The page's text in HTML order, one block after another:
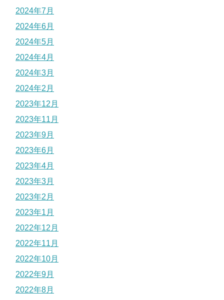
2024年7月
2024年6月
2024年5月
2024年4月
2024年3月
2024年2月
2023年12月
2023年11月
2023年9月
2023年6月
2023年4月
2023年3月
2023年2月
2023年1月
2022年12月
2022年11月
2022年10月
2022年9月
2022年8月